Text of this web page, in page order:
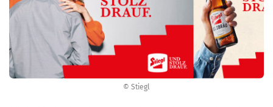
© Stiegl